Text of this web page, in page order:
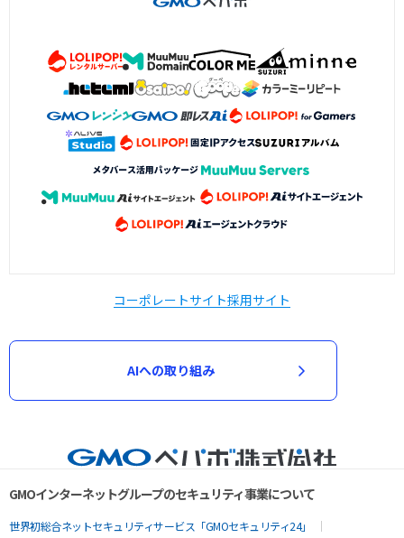
コーポレートサイト採用サイト
AIへの取り組み
GMOインターネットグループのセキュリティ事業について
世界初総合ネットセキュリティサービス「GMOセキュリティ24」